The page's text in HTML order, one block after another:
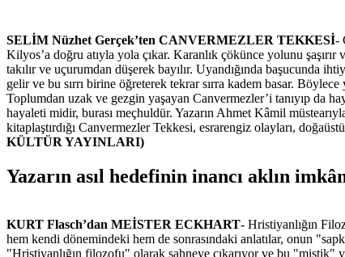
SELİM Nüzhet Gerçek’ten CANVERMEZLER TEKKESİ-
Kilyos’a doğru atıyla yola çıkar. Karanlık çökünce yolunu
takılır ve uçurumdan düşerek bayılır. Uyandığında başucunda
gelir ve bu sırrı birine öğreterek tekrar sırra kadem basar.
Toplumdan uzak ve gezgin yaşayan Canvermezler’i tanıyıp da
hayaleti midir, burası meçhuldür. Yazarın Ahmet Kâmil
kitaplaştırdığı Canvermezler Tekkesi, esrarengiz olayları,
KÜLTÜR YAYINLARI)
Yazarın asıl hedefinin inancı aklın
KURT Flasch’dan MEİSTER ECKHART- Hristiyanlığın
hem kendi dönemindeki hem de sonrasındaki anlatılar, onun
"Hristiyanlığın filozofu" olarak sahneye çıkarıyor ve bu "mistik"